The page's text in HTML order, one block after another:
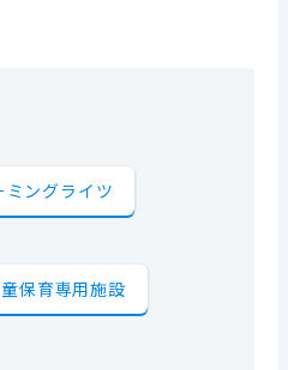
ミングライツ
保育専用施設